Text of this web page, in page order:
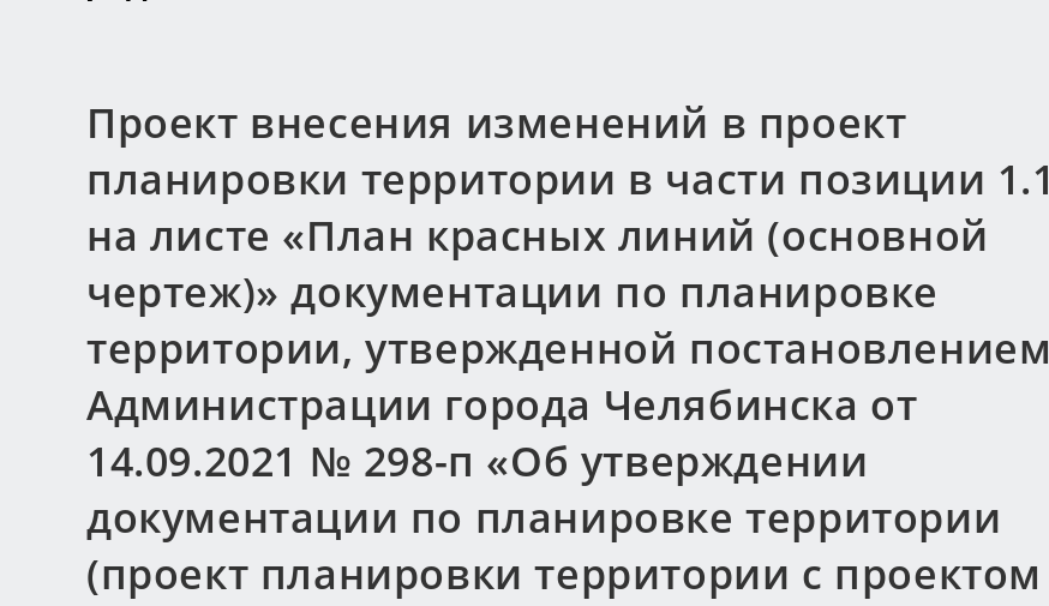
Проект внесения изменений в проект
планировки территории в части позиции 1.1
на листе «План красных линий (основной
чертеж)» документации по планировке
территории, утвержденной постановлением
Администрации города Челябинска от
14.09.2021 № 298-п «Об утверждении
документации по планировке территории
(проект планировки территории с проектом